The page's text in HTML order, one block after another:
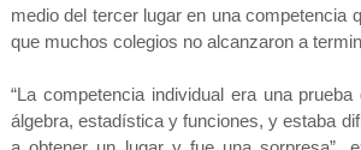
medio del tercer lugar en una competencia
que muchos colegios no alcanzaron a
“La competencia individual era una
álgebra, estadística y funciones, y estaba